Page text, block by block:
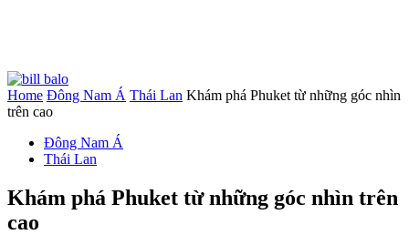
Home Đông Nam Á Thái Lan Khám phá Phuket từ những góc nhìn
trên cao
Đông Nam Á
Thái Lan
Khám phá Phuket từ những góc nhìn trên
cao